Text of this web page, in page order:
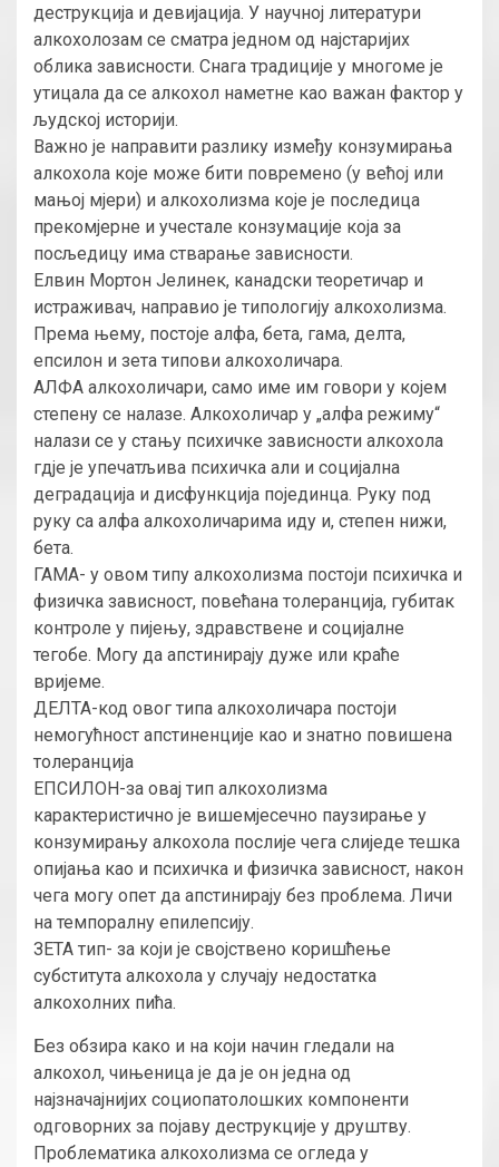
деструкција и девијација. У научној литератури
алкохолозам се сматра једном од најстаријих
облика зависности. Снага традиције у многоме је
утицала да се алкохол наметне као важан фактор у
људској историји.
Важно је направити разлику између конзумирања
алкохола које може бити повремено (у већој или
мањој мјери) и алкохолизма које је последица
прекомјерне и учестале конзумације која за
посљедицу има стварање зависности.
Елвин Мортон Јелинек, канадски теоретичар и
истраживач, направио је типологију алкохолизма.
Према њему, постоје алфа, бета, гама, делта,
епсилон и зета типови алкохоличара.
АЛФА алкохоличари, само име им говори у којем
степену се налазе. Алкохоличар у „алфа режиму“
налази се у стању психичке зависности алкохола
гдје је упечатљива психичка али и социјална
деградација и дисфункција појединца. Руку под
руку са алфа алкохоличарима иду и, степен нижи,
бета.
ГАМА- у овом типу алкохолизма постоји психичка и
физичка зависност, повећана толеранција, губитак
контроле у пијењу, здравствене и социјалне
тегобе. Могу да апстинирају дуже или краће
вријеме.
ДЕЛТА-код овог типа алкохоличара постоји
немогућност апстиненције као и знатно повишена
толеранција
ЕПСИЛОН-за овај тип алкохолизма
карактеристично је вишемјесечно паузирање у
конзумирању алкохола послије чега слиједе тешка
опијања као и психичка и физичка зависност, након
чега могу опет да апстинирају без проблема. Личи
на темпоралну епилепсију.
ЗЕТА тип- за који је својствено коришћење
субститута алкохола у случају недостатка
алкохолних пића.
Без обзира како и на који начин гледали на
алкохол, чињеница је да је он једна од
најзначајнијих социопатолошких компоненти
одговорних за појаву деструкције у друштву.
Проблематика алкохолизма се огледа у